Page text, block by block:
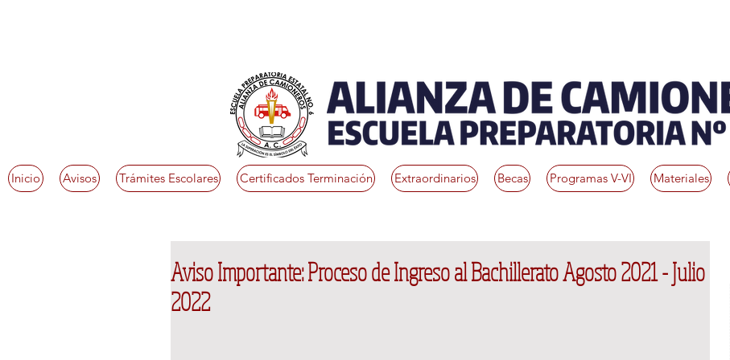
Inicio Avisos Trámites Escolares Certificados Terminación Extraordinarios Becas Programas V-VI Materiales
Aviso Importante: Proceso de Ingreso al Bachillerato Agosto 2021 - Julio
2022